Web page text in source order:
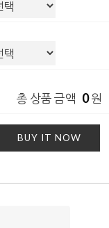
총 상품 금액 0원
BUY IT NOW